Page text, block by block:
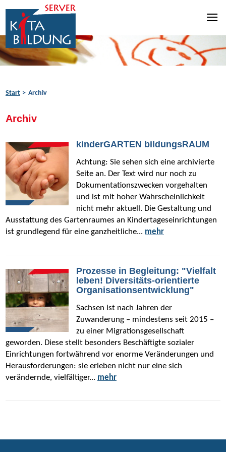
Zum Inhalt springen
Zur Navigation springen
Zum Fußbereich springen
Start Archiv
Archiv
kinderGARTEN bildungsRAUM
Achtung: Sie sehen sich eine archivierte
Seite an. Der Text wird nur noch zu
Dokumentationszwecken vorgehalten
und ist mit hoher Wahrscheinlichkeit
nicht mehr aktuell. Die Gestaltung und
Ausstattung des Gartenraumes an Kindertageseinrichtungen
ist grundlegend für eine ganzheitliche... mehr
Prozesse in Begleitung: "Vielfalt
leben! Diversitäts-orientierte
Organisationsentwicklung"
Sachsen ist nach Jahren der
Zuwanderung – mindestens seit 2015 –
zu einer Migrationsgesellschaft
geworden. Diese stellt besonders Beschäftigte sozialer
Einrichtungen fortwährend vor enorme Veränderungen und
Herausforderungen: sie erleben nicht nur eine sich
verändernde, vielfältiger... mehr